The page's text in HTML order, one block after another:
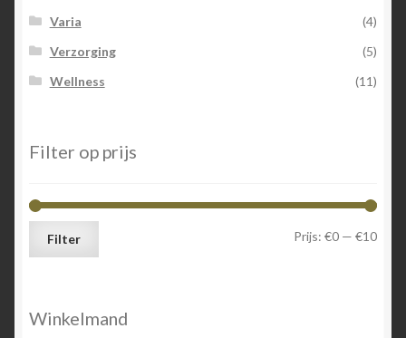
Varia
(4)
Verzorging
(5)
Wellness
(11)
Filter op prijs
Min.
Max.
Filter Prijs: €0 — €10
Winkelmand